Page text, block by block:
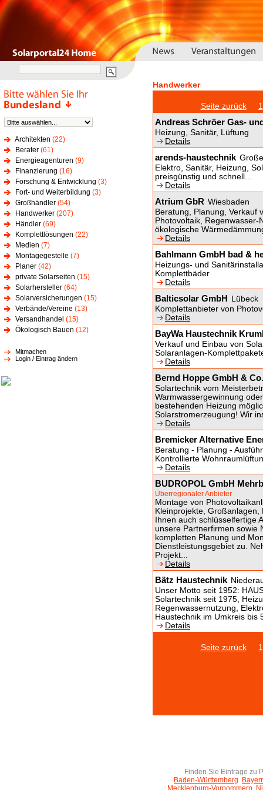
Architekten (22)
Berater (61)
Energieagenturen (9)
Finanzierung (16)
Forschung & Entwicklung (3)
Fort- und Weiterbildung (3)
Großhändler (54)
Handwerker (207)
Händler (69)
Komplettlösungen (22)
Medien (7)
Montagegestelle (7)
Planer (42)
private Solarseiten (15)
Solarhersteller (64)
Solarversicherungen (15)
Verbände/Vereine (13)
Versandhandel (15)
Ökologisch Bauen (12)
Mitmachen
Login / Eintrag ändern
Handwerker
Seite zurück 1
Andreas Schröer Gas-
Heizung, Sanitär, Lüftung
Details
arends-haustechnik
Elektro, Sanitär, Heizung,
preisgünstig und schnell...
Details
Atrium GbR Wiesbaden
Beratung, Planung, Verkauf
Photovoltaik,
ökologische
Details
Bahlmann GmbH bad &
Heizungs- und
Komplettbäder
Details
Balticsolar GmbH Lübeck
Komplettanbieter von
Details
BayWa Haustechnik
Verkauf und Einbau von
Solaranlagen-
Details
Bernd Hoppe GmbH &
Solartechnik vom
Warmwassergewinnung
bestehenden Heizung
Solarstromerzeugung! Wir
Details
Bremicker Alternative
Beratung - Planung -
Kontrollierte
Details
BUDROPOL GmbH
Überregionaler Anbieter
Montage von
Kleinprojekte,
Ihnen auch schlüsselfertige
unsere Partnerfirmen sowie
kompletten Planung und
Dienstleistungsgebiet zu.
Projekt...
Details
Bätz Haustechnik
Unser Motto seit 1952:
Solartechnik seit 1975,
Regenwassernutzung,
Haustechnik im Umkreis bis
Details
Seite zurück 1
Finden Sie Einträge zu
Baden-Württemberg
Mecklenburg-Vorpommern